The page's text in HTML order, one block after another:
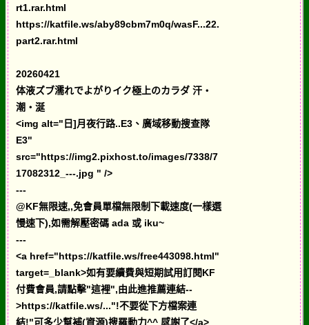
rt1.rar.html
https://katfile.ws/aby89cbm7m0q/wasF...22.
part2.rar.html
20260421
体液ズブ濡れでよがりイク極上のカラダ 汗・
潮・涎
<img alt="日]月夜行路..E3、廣域移動搜查隊
E3"
src="https://img2.pixhost.to/images/7338/7
17082312_---.jpg " />
---
@KF無限速,,免會員單檔無限制下載速度(一樣選
慢速下),如需解壓密碼 ada 或 iku~
---
<a href="https://katfile.ws/free443098.html"
target=_blank>如有要續費與短期試用訂閱KF
付費會員,請點擊"這裡",由此進推薦連結--
>https://katfile.ws/..."!不要從下方檔案連
結!"可多少幫補(資源)搜羅動力^^ 感謝了</a>